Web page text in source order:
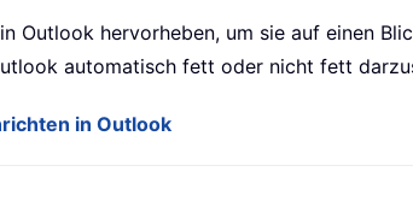
Outlook hervorheben, um sie auf einen
automatisch fett oder nicht fett
in Outlook